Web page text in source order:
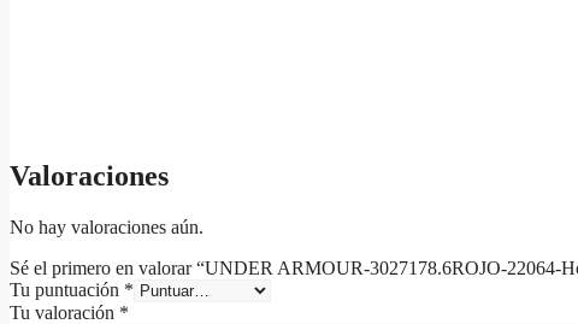
Valoraciones
No hay valoraciones aún.
Sé el primero en valorar “UNDER ARMOUR-3027178.6ROJO-22064-
Tu puntuación *
Tu valoración *